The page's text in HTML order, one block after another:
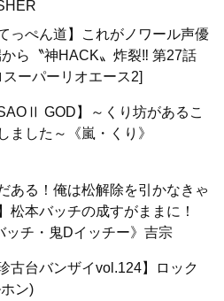
っぺん道】これがノワール声優
ら〝神HACK〟炸裂‼ 第27話
ーパーリオエース2]
GOD】～くり坊があるこ
ました～《嵐・くり》
ある！俺は松解除を引かなきゃ
松本バッチの成すがままに！
ッチ・鬼Dイッチー》吉宗
古台バンザイvol.124】ロック
ン)